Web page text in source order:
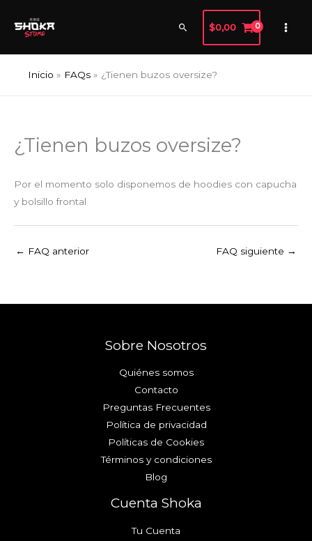
Buscar
$0,00
Inicio FAQs ¿Tienen buzos oversize?
¿Tienen buzos oversize?
Por el momento solo disponemos de hoodies con capucha
y bolsillo frontal
← FAQ anterior FAQ siguiente →
Sobre Nosotros
Quiénes somos
Contacto
Preguntas Frecuentes
Política de privacidad
Políticas de Cookies
Términos y condiciones
Blog
Cuenta Shoka
Tu Cuenta